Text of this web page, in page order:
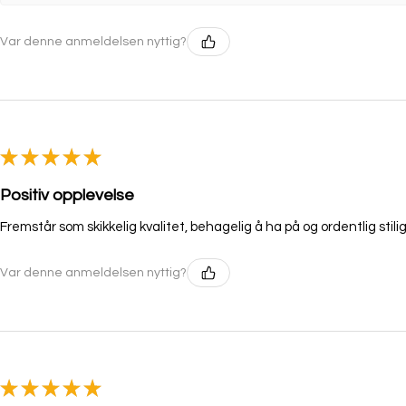
Var denne anmeldelsen nyttig?
★ ★ ★ ★ ★
Positiv opplevelse
Fremstår som skikkelig kvalitet, behagelig å ha på og ordentlig
Var denne anmeldelsen nyttig?
★ ★ ★ ★ ★